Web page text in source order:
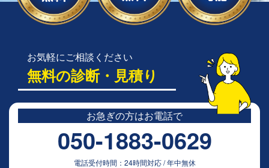
お気軽にご相談ください
無料の診断・見積り
お急ぎの方はお電話で
050-1883-0629
電話受付時間： 24時間対応/年中無休